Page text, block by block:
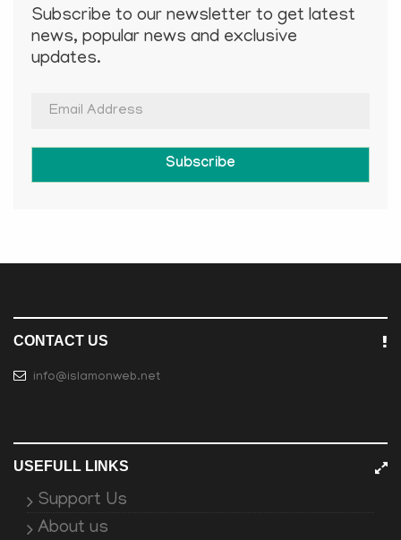
Subscribe to our newsletter to get latest
news, popular news and exclusive
updates.
Subscribe
CONTACT US
info@islamonweb.net
USEFULL LINKS
Support Us
About us